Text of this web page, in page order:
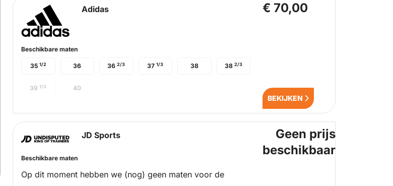
JD Sports
Beschikbare maten
Op dit moment hebben we (nog) geen maten voor de
Geen prijs
beschikbaar
Adidas
Beschikbare maten
35 1/2 36 362/3 371/3 38 38 2/3
391/3 40
€ 70,00
BEKIJKEN